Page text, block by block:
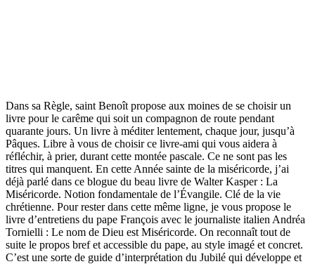
Dans sa Règle, saint Benoît propose aux moines de se choisir un
livre pour le carême qui soit un compagnon de route pendant
quarante jours. Un livre à méditer lentement, chaque jour, jusqu’à
Pâques. Libre à vous de choisir ce livre-ami qui vous aidera à
réfléchir, à prier, durant cette montée pascale. Ce ne sont pas les
titres qui manquent. En cette Année sainte de la miséricorde, j’ai
déjà parlé dans ce blogue du beau livre de Walter Kasper : La
Miséricorde. Notion fondamentale de l’Évangile. Clé de la vie
chrétienne. Pour rester dans cette même ligne, je vous propose le
livre d’entretiens du pape François avec le journaliste italien Andréa
Tornielli : Le nom de Dieu est Miséricorde. On reconnaît tout de
suite le propos bref et accessible du pape, au style imagé et concret.
C’est une sorte de guide d’interprétation du Jubilé qui développe et